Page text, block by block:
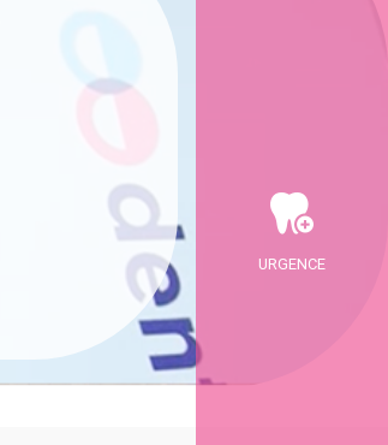
URGENCE